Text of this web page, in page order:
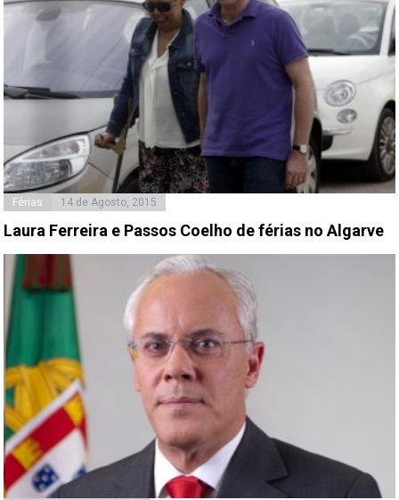
Férias 14 de Agosto, 2015
Laura Ferreira e Passos Coelho de férias no Algarve